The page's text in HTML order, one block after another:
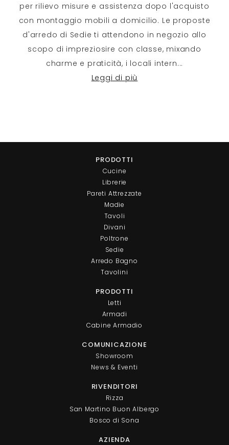
per rilievo misure e assistenza dopo l'acquisto
con montaggio mobili a domicilio. Le proposte
d'arredo di Sedie ti attendono in negozio allo
scopo di impreziosire con classe, mixando
charme e praticità, i locali intern...
Leggi di più
PRODOTTI
Cucine
Librerie
Pareti Attrezzate
Madie
Tavoli
Divani
Poltrone
Sedie
Arredo Bagno
Tavolini
PRODOTTI
Letti
Armadi
Cabine Armadio
COMUNICAZIONE
Showroom
News & Eventi
RIVENDITORI
Rizza
San Martino Buon Albergo
Bosco di Sona
AZIENDA